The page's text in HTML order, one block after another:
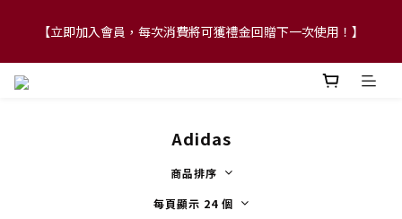
【FLASH SALE 兩件指定現貨產品即享88折】
【立即加入會員，每次消費將可獲禮金回贈下一次使用！】
【FLASH SALE 兩件指定現貨產品即享88折】
Adidas
商品排序
每頁顯示 24 個